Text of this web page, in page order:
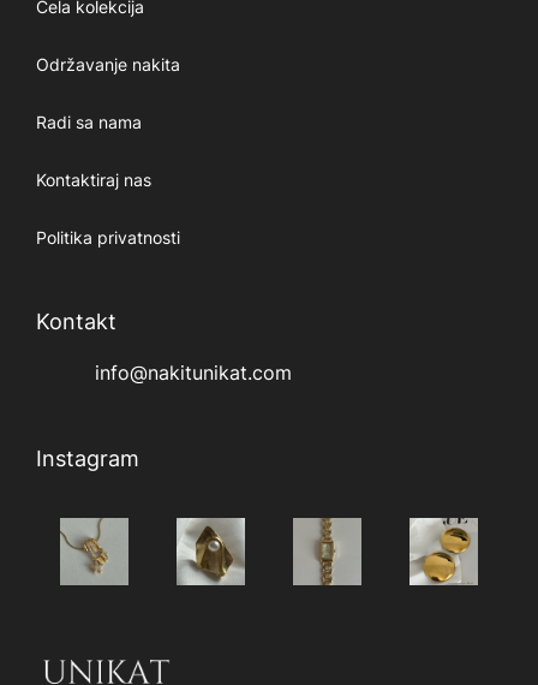
Cela kolekcija
Održavanje nakita
Radi sa nama
Kontaktiraj nas
Politika privatnosti
Kontakt
info@nakitunikat.com
Instagram